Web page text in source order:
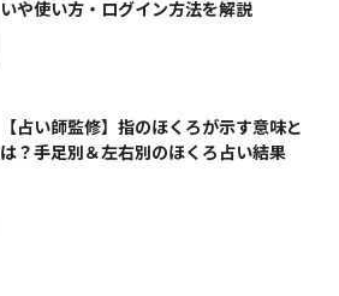
いや使い方・ログイン方法を解説
【占い師監修】指のほくろが示す意味と
は？手足別＆左右別のほくろ占い結果